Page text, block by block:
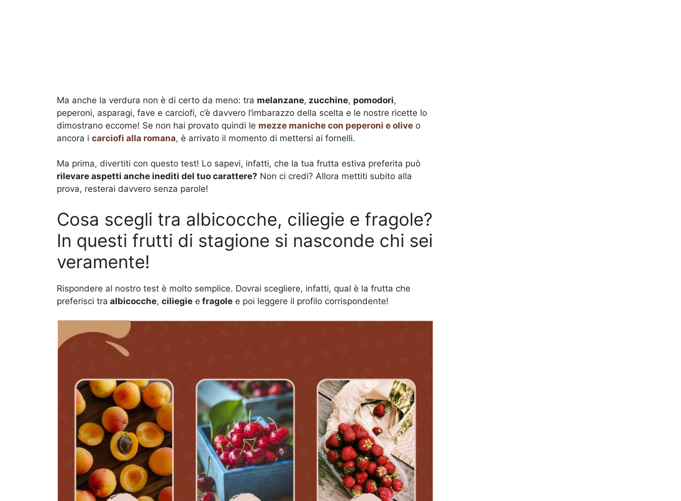
Ma anche la verdura non è di certo da meno: tra melanzane, zucchine, pomodori,
peperoni, asparagi, fave e carciofi, c’è davvero l’imbarazzo della scelta e le nostre ricette lo
dimostrano eccome! Se non hai provato quindi le mezze maniche con peperoni e olive o
ancora i carciofi alla romana, è arrivato il momento di mettersi ai fornelli.
Ma prima, divertiti con questo test! Lo sapevi, infatti, che la tua frutta estiva preferita può
rilevare aspetti anche inediti del tuo carattere? Non ci credi? Allora mettiti subito alla
prova, resterai davvero senza parole!
Cosa scegli tra albicocche, ciliegie e fragole?
In questi frutti di stagione si nasconde chi sei
veramente!
Rispondere al nostro test è molto semplice. Dovrai scegliere, infatti, qual è la frutta che
preferisci tra albicocche, ciliegie e fragole e poi leggere il profilo corrispondente!